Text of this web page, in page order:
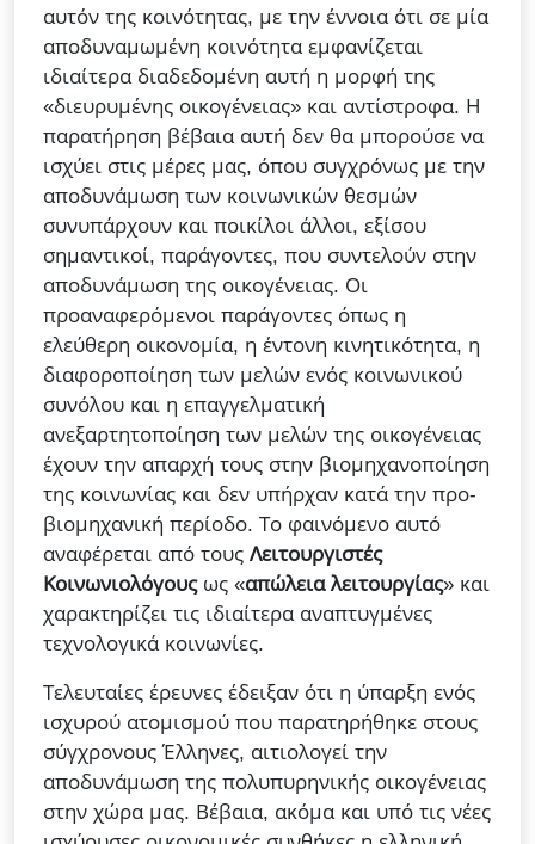
αυτόν της κοινότητας, με την έννοια ότι σε μία
αποδυναμωμένη κοινότητα εμφανίζεται
ιδιαίτερα διαδεδομένη αυτή η μορφή της
«διευρυμένης οικογένειας» και αντίστροφα. Η
παρατήρηση βέβαια αυτή δεν θα μπορούσε να
ισχύει στις μέρες μας, όπου συγχρόνως με την
αποδυνάμωση των κοινωνικών θεσμών
συνυπάρχουν και ποικίλοι άλλοι, εξίσου
σημαντικοί, παράγοντες, που συντελούν στην
αποδυνάμωση της οικογένειας. Οι
προαναφερόμενοι παράγοντες όπως η
ελεύθερη οικονομία, η έντονη κινητικότητα, η
διαφοροποίηση των μελών ενός κοινωνικού
συνόλου και η επαγγελματική
ανεξαρτητοποίηση των μελών της οικογένειας
έχουν την απαρχή τους στην βιομηχανοποίηση
της κοινωνίας και δεν υπήρχαν κατά την προ-
βιομηχανική περίοδο. Το φαινόμενο αυτό
αναφέρεται από τους Λειτουργιστές
Κοινωνιολόγουςως «απώλεια λειτουργίας» και
χαρακτηρίζει τις ιδιαίτερα αναπτυγμένες
τεχνολογικά κοινωνίες.
Τελευταίες έρευνες έδειξαν ότι η ύπαρξη ενός
ισχυρού ατομισμού που παρατηρήθηκε στους
σύγχρονους Έλληνες, αιτιολογεί την
αποδυνάμωση της πολυπυρηνικής οικογένειας
στην χώρα μας. Βέβαια, ακόμα και υπό τις νέες